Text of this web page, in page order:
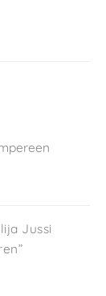
Jussi